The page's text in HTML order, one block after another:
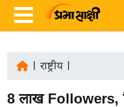
ज़ा
राष्ट्रीय|
8 लाख Followers,